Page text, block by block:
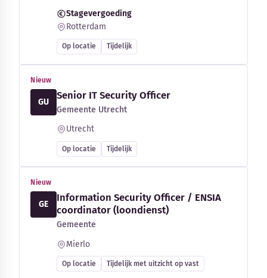
Stagevergoeding
Rotterdam
Op locatie Tijdelijk
Nieuw
GU
Senior IT Security Officer
Gemeente Utrecht
Utrecht
Op locatie Tijdelijk
Nieuw
GE
Information Security Officer / ENSIA
coordinator (loondienst)
Gemeente
Mierlo
Op locatie Tijdelijk met uitzicht op vast